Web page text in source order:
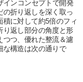
インコンセプトで開発
の折り返しを深く取っ
に対して約5倍のフィ
り返し部分の角度と形
つつ、優れた整流＆濾
構造は次の通りで